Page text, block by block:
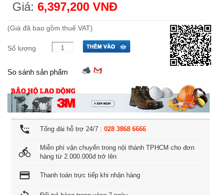
Giá: 6,397,200 VNĐ
(Giá đã bao gồm thuế VAT)
Số lượng
So sánh sản phẩm
settings_phone Tổng đài hỗ trợ 24/7 : 028 3868 6666
directions_bike
Miễn phí vận chuyển trong nội thành TPHCM cho đơn
hàng từ 2.000.000đ trở lên
credit_card Thanh toán trực tiếp khi nhận hàng